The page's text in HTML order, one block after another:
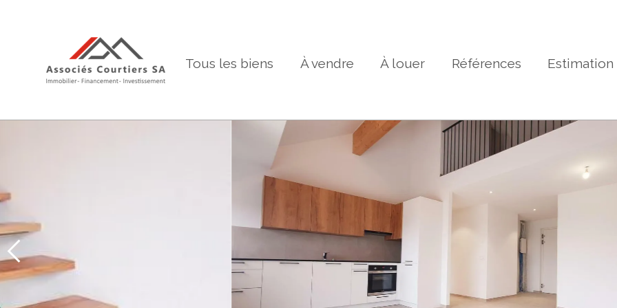
Tous les biens À vendre À louer Références Estimation